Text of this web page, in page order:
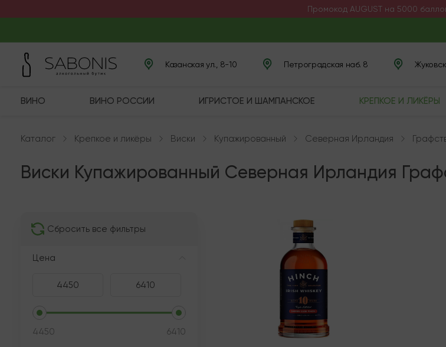
Промокод AUGUST на 5000
Казанская ул., 8-10 Петроградская наб. 8
ВИНО ВИНО РОССИИ ИГРИСТОЕ И ШАМПАНСКОЕ КРЕПКОЕ И ЛИКЁРЫ
Каталог Крепкое и ликёры Виски Купажированный Северная Ирландия
Виски Купажированный Северная Ирландия
Сбросить все фильтры
Цена
4450 6410